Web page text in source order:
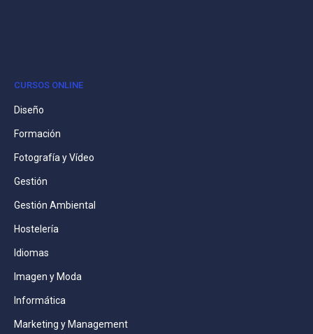
CURSOS ONLINE
Diseño
Formación
Fotografía y Vídeo
Gestión
Gestión Ambiental
Hostelería
Idiomas
Imagen y Moda
Informática
Marketing y Management